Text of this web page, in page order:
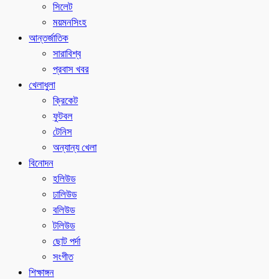
সিলেট
ময়মনসিংহ
আন্তর্জাতিক
সারাবিশ্ব
প্রবাস খবর
খেলাধুলা
ক্রিকেট
ফুটবল
টেনিস
অন্যান্য খেলা
বিনোদন
হলিউড
ঢালিউড
বলিউড
টলিউড
ছোট পর্দা
সংগীত
শিক্ষাঙ্গন